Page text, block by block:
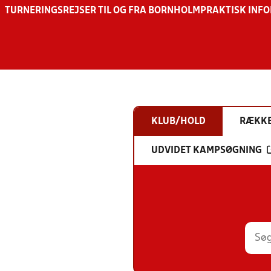
TURNERINGSREJSER TIL OG FRA BORNHOLM PRAKTISK
KLUB/HOLD
UDVIDET KAMPSØGNING